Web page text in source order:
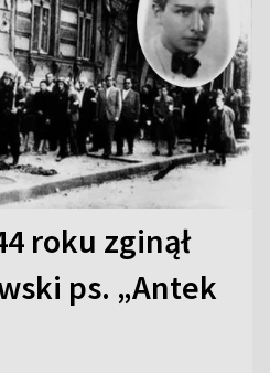
roku zginął
ps. „Antek